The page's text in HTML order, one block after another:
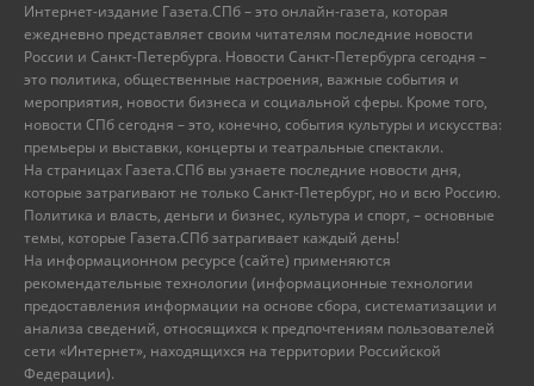
Интернет-издание Газета.СПб – это онлайн-газета, которая
ежедневно представляет своим читателям последние новости
России и Санкт-Петербурга. Новости Санкт-Петербурга сегодня –
это политика, общественные настроения, важные события и
мероприятия, новости бизнеса и социальной сферы. Кроме того,
новости СПб сегодня – это, конечно, события культуры и искусства:
премьеры и выставки, концерты и театральные спектакли.
На страницах Газета.СПб вы узнаете последние новости дня,
которые затрагивают не только Санкт-Петербург, но и всю Россию.
Политика и власть, деньги и бизнес, культура и спорт, – основные
темы, которые Газета.СПб затрагивает каждый день!
На информационном ресурсе (сайте) применяются
рекомендательные технологии (информационные технологии
предоставления информации на основе сбора, систематизации и
анализа сведений, относящихся к предпочтениям пользователей
сети «Интернет», находящихся на территории Российской
Федерации).